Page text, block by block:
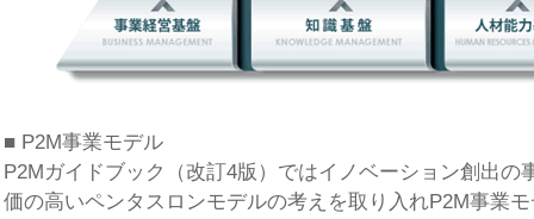
■ P2M事業モデル
P2Mガイドブック（改訂4版）ではイノベーション創出の
価の高いペンタスロンモデルの考えを取り入れP2M事業